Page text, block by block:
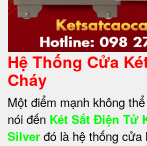
Hệ Thống Cửa
Cháy
Một điểm mạnh không
nói đến Két Sắt Điện Tử
Silver đó là hệ thống cửa